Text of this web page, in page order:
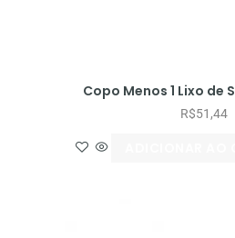
Copo Menos 1 Lixo de
R$51,44